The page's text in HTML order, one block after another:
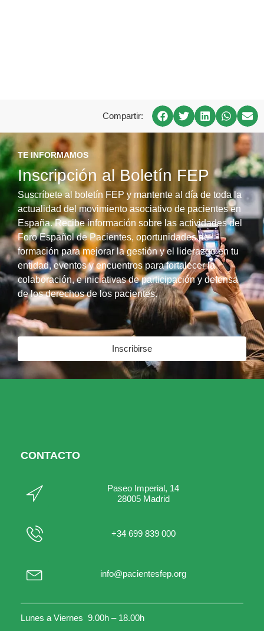
Compartir:
TE INFORMAMOS
Inscripción al Boletín FEP
Suscríbete al boletín FEP y mantente al día de toda la
actualidad del movimiento asociativo de pacientes en
España. Recibe información sobre las actividades del
Foro Español de Pacientes, oportunidades de
formación para mejorar la gestión y el liderazgo en tu
entidad, eventos y encuentros para fortalecer la
colaboración, e iniciativas de participación y defensa
de los derechos de los pacientes.
Inscribirse
CONTACTO
Paseo Imperial, 14
28005 Madrid
+34 699 839 000
info@pacientesfep.org
Lunes a Viernes 9.00h – 18.00h